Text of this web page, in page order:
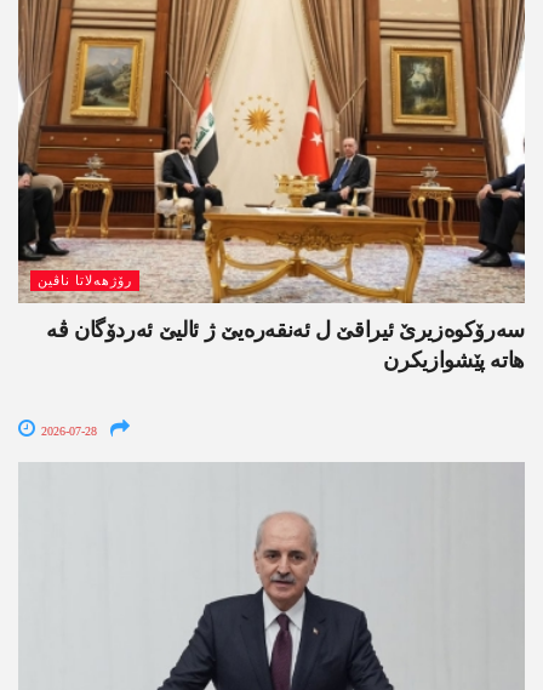
رۆژھەلاتا ناڤین
سەرۆکوەزیرێ ئیراقێ ل ئەنقەرەیێ ژ ئالیێ ئەردۆگان ڤە
ھاتە پێشوازیکرن
2026-07-28